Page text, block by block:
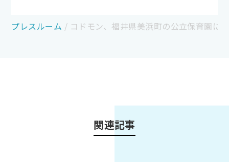
プレスルーム / コドモン、福井県美浜町の公立保育園に
関連記事